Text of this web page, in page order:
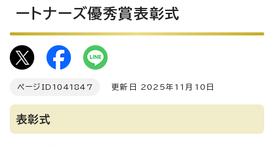
ートナーズ優秀賞表彰式
ページID 1041847 更新日 2025年11月10日
表彰式